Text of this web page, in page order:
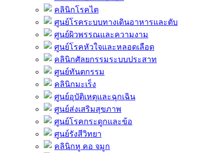
คลินิกโรคไต
ศูนย์โรคระบบทางเดินอาหารและตับ
ศูนย์ผิวพรรณและความงาม
ศูนย์โรคหัวใจและหลอดเลือด
คลินิกศัลยกรรมระบบประสาท
ศูนย์ทันตกรรม
คลินิกมะเร็ง
ศูนย์อุบัติเหตุและฉุกเฉิน
ศูนย์ส่งเสริมสุขภาพ
ศูนย์โรคกระดูกและข้อ
ศูนย์รังสีวิทยา
คลินิกหู คอ จมูก